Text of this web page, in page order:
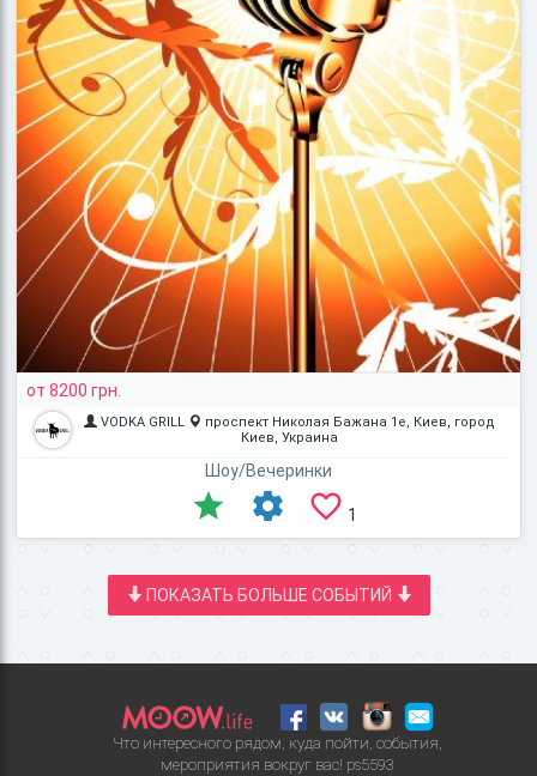
от 8200 грн.
VODKA GRILL
проспект Николая Бажана 1е, Киев, город
Киев, Украина
Шоу/Вечеринки
1
ПОКАЗАТЬ БОЛЬШЕ СОБЫТИЙ
Что интересного рядом, куда пойти, события,
мероприятия вокруг вас! ps5593